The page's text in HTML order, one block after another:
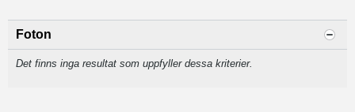
Foton
Det finns inga resultat som uppfyller dessa kriterier.